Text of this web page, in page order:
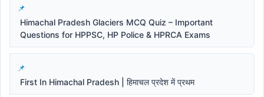
Himachal Pradesh Glaciers MCQ Quiz – Important
Questions for HPPSC, HP Police & HPRCA Exams
First In Himachal Pradesh | हिमाचल प्रदेश में प्रथम